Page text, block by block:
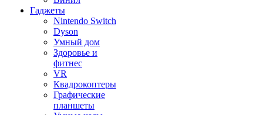
Гаджеты
Nintendo Switch
Dyson
Умный дом
Здоровье и
фитнес
VR
Квадрокоптеры
Графические
планшеты